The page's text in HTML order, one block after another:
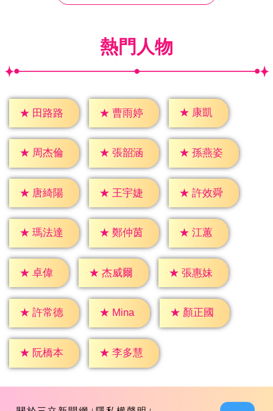
熱門人物
★ 田路路 ★ 曹雨婷 ★ 康凱
★ 周杰倫 ★ 張韶涵 ★ 孫燕姿
★ 唐綺陽 ★ 王宇婕 ★ 許效舜
★ 瑪法達 ★ 鄭仲茵 ★ 江蕙
★ 卓偉 ★ 杰威爾 ★ 張惠妹
★ 許常德 ★ Mina ★ 顏正國
★ 阮橋本 ★ 李多慧